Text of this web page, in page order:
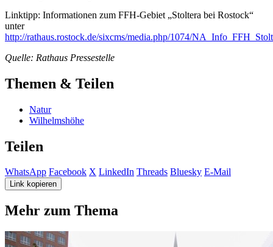
Linktipp: Informationen zum FFH-Gebiet „Stoltera bei Rostock“
unter
http://rathaus.rostock.de/sixcms/media.php/1074/
Quelle: Rathaus Pressestelle
Themen & Teilen
Natur
Wilhelmshöhe
Teilen
WhatsApp Facebook X LinkedIn Threads Bluesky E-Mail
Link kopieren
Mehr zum Thema